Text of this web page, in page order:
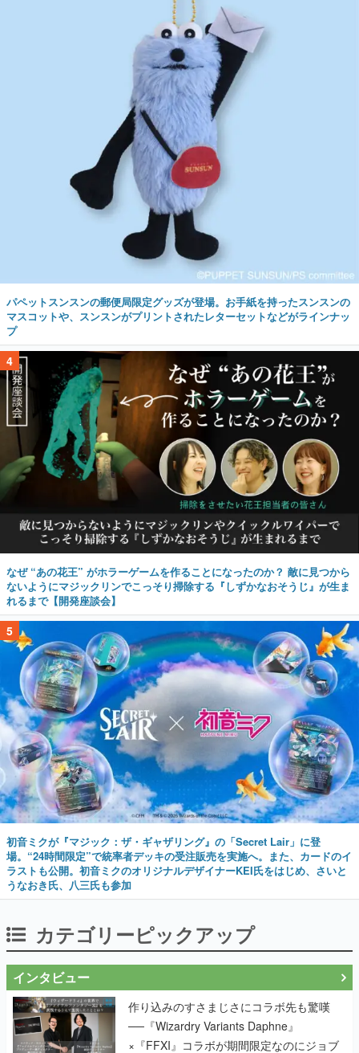
パペットスンスンの郵便局限定グッズが登場。お手紙を持ったスンスンの
マスコットや、スンスンがプリントされたレターセットなどがラインナッ
プ
4
なぜ “あの花王” がホラーゲームを作ることになったのか？ 敵に見つから
ないようにマジックリンでこっそり掃除する『しずかなおそうじ』が生ま
れるまで【開発座談会】
5
初音ミクが『マジック：ザ・ギャザリング』の「Secret Lair」に登
場。“24時間限定”で統率者デッキの受注販売を実施へ。また、カードのイ
ラストも公開。初音ミクのオリジナルデザイナーKEI氏をはじめ、さいと
うなおき氏、八三氏も参加
カテゴリーピックアップ
インタビュー
作り込みのすさまじさにコラボ先も驚嘆
──『Wizardry Variants Daphne』
×『FFXI』コラボが期間限定なのにジョブ